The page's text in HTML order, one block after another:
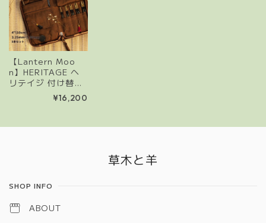
【Lantern Moo
n】HERITAGE ヘ
リテイジ 付け替え
式輪針セット 4イ
ンチ (針先5本セッ
¥16,200
草木と羊
SHOP INFO
ABOUT